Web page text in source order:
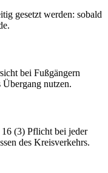
gesetzt werden: sobald
bei Fußgängern
Übergang nutzen.
(3) Pflicht bei jeder
des Kreisverkehrs.